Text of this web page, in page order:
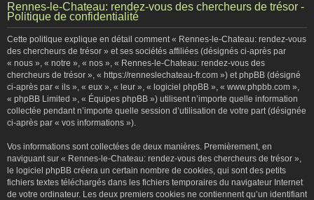
Rennes-le-Chateau: rendez-vous des chercheurs de trésor -
Politique de confidentialité
Cette politique explique en détail comment « Rennes-le-Chateau: rendez-vous
des chercheurs de trésor » et ses sociétés affiliées (désignés ci-après par
« nous », « notre », « nos », « Rennes-le-Chateau: rendez-vous des
chercheurs de trésor », « https://renneslechateau-fr.com ») et phpBB (désigné
ci-après par « ils », « eux », « leur », « logiciel phpBB », « www.phpbb.com »,
« phpBB Limited », « Équipes phpBB ») utilisent n’importe quelle information
collectée pendant n’importe quelle session d’utilisation de votre part (désignée
ci-après par « vos informations »).
Vos informations sont collectées de deux manières. Premièrement, en
naviguant sur « Rennes-le-Chateau: rendez-vous des chercheurs de trésor »,
le logiciel phpBB créera un certain nombre de cookies, qui sont des petits
fichiers textes téléchargés dans les fichiers temporaires du navigateur Internet
de votre ordinateur. Les deux premiers cookies ne contiennent qu’un identifiant